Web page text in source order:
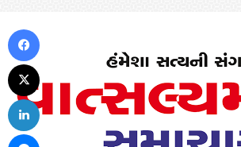
LinkedIn